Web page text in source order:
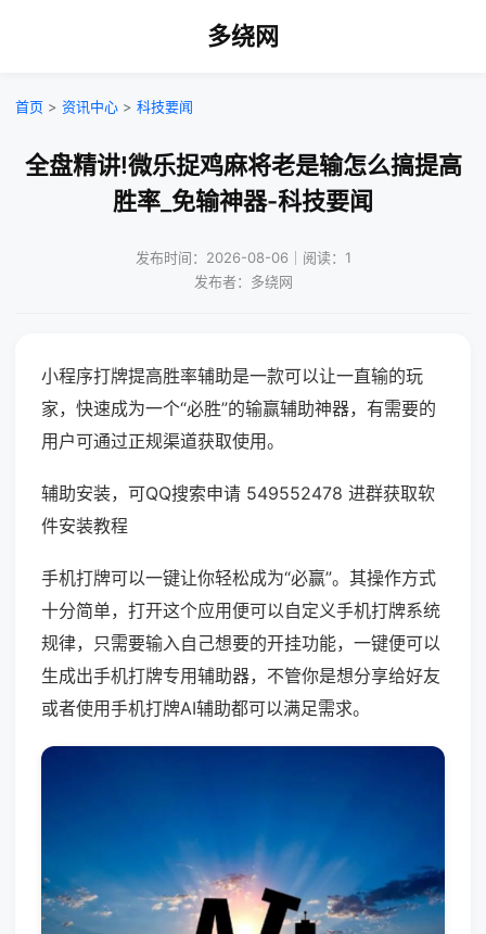
多绕网
首页 > 资讯中心 > 科技要闻
全盘精讲!微乐捉鸡麻将老是输怎么搞提高
胜率_免输神器-科技要闻
发布时间：2026-08-06｜阅读：1
发布者：多绕网
小程序打牌提高胜率辅助是一款可以让一直输的玩
家，快速成为一个“必胜”的输赢辅助神器，有需要的
用户可通过正规渠道获取使用。
辅助安装，可QQ搜索申请 549552478 进群获取软
件安装教程
手机打牌可以一键让你轻松成为“必赢”。其操作方式
十分简单，打开这个应用便可以自定义手机打牌系统
规律，只需要输入自己想要的开挂功能，一键便可以
生成出手机打牌专用辅助器，不管你是想分享给好友
或者使用手机打牌AI辅助都可以满足需求。